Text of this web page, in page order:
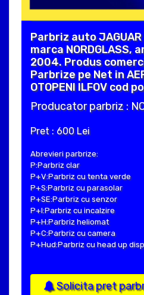
Parbriz auto
marca NORDGLASS,
2004. Produs
Parbrize pe Net in
OTOPENI ILFOV cod
Producator parbriz :
Pret : 600 Lei
Abrevieri parbrize:
P:Parbriz clar
P+V:Parbriz cu tenta verde
P+S:Parbriz cu parasolar
P+SE:Parbriz cu senzor
P+I:Parbriz cu incalzire
P+H:Parbriz heliomat
P+C:Parbriz cu camera
P+Hud:Parbriz cu head up
Solicita pret